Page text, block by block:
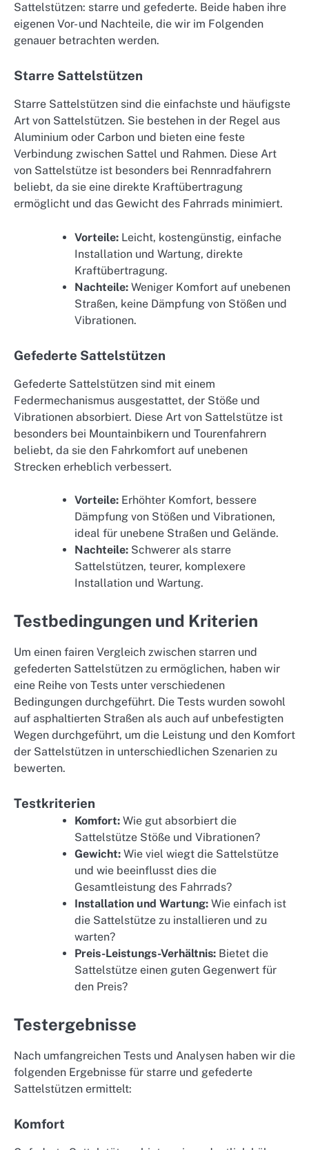
Sattelstützen: starre und gefederte. Beide haben ihre
eigenen Vor- und Nachteile, die wir im Folgenden
genauer betrachten werden.
Starre Sattelstützen
Starre Sattelstützen sind die einfachste und häufigste
Art von Sattelstützen. Sie bestehen in der Regel aus
Aluminium oder Carbon und bieten eine feste
Verbindung zwischen Sattel und Rahmen. Diese Art
von Sattelstütze ist besonders bei Rennradfahrern
beliebt, da sie eine direkte Kraftübertragung
ermöglicht und das Gewicht des Fahrrads minimiert.
Vorteile: Leicht, kostengünstig, einfache
Installation und Wartung, direkte
Kraftübertragung.
Nachteile: Weniger Komfort auf unebenen
Straßen, keine Dämpfung von Stößen und
Vibrationen.
Gefederte Sattelstützen
Gefederte Sattelstützen sind mit einem
Federmechanismus ausgestattet, der Stöße und
Vibrationen absorbiert. Diese Art von Sattelstütze ist
besonders bei Mountainbikern und Tourenfahrern
beliebt, da sie den Fahrkomfort auf unebenen
Strecken erheblich verbessert.
Vorteile: Erhöhter Komfort, bessere
Dämpfung von Stößen und Vibrationen,
ideal für unebene Straßen und Gelände.
Nachteile: Schwerer als starre
Sattelstützen, teurer, komplexere
Installation und Wartung.
Testbedingungen und Kriterien
Um einen fairen Vergleich zwischen starren und
gefederten Sattelstützen zu ermöglichen, haben wir
eine Reihe von Tests unter verschiedenen
Bedingungen durchgeführt. Die Tests wurden sowohl
auf asphaltierten Straßen als auch auf unbefestigten
Wegen durchgeführt, um die Leistung und den Komfort
der Sattelstützen in unterschiedlichen Szenarien zu
bewerten.
Testkriterien
Komfort: Wie gut absorbiert die
Sattelstütze Stöße und Vibrationen?
Gewicht: Wie viel wiegt die Sattelstütze
und wie beeinflusst dies die
Gesamtleistung des Fahrrads?
Installation und Wartung: Wie einfach ist
die Sattelstütze zu installieren und zu
warten?
Preis-Leistungs-Verhältnis: Bietet die
Sattelstütze einen guten Gegenwert für
den Preis?
Testergebnisse
Nach umfangreichen Tests und Analysen haben wir die
folgenden Ergebnisse für starre und gefederte
Sattelstützen ermittelt:
Komfort